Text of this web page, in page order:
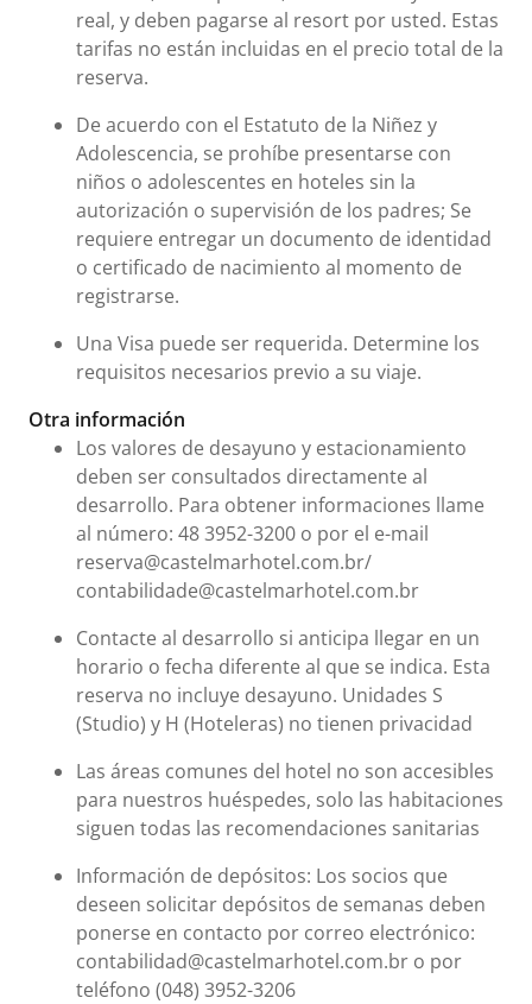
real, y deben pagarse al resort por usted. Estas
tarifas no están incluidas en el precio total de la
reserva.
De acuerdo con el Estatuto de la Niñez y
Adolescencia, se prohíbe presentarse con
niños o adolescentes en hoteles sin la
autorización o supervisión de los padres; Se
requiere entregar un documento de identidad
o certificado de nacimiento al momento de
registrarse.
Una Visa puede ser requerida. Determine los
requisitos necesarios previo a su viaje.
Otra información
Los valores de desayuno y estacionamiento
deben ser consultados directamente al
desarrollo. Para obtener informaciones llame
al número: 48 3952-3200 o por el e-mail
reserva@castelmarhotel.com.br/
contabilidade@castelmarhotel.com.br
Contacte al desarrollo si anticipa llegar en un
horario o fecha diferente al que se indica. Esta
reserva no incluye desayuno. Unidades S
(Studio) y H (Hoteleras) no tienen privacidad
Las áreas comunes del hotel no son accesibles
para nuestros huéspedes, solo las habitaciones
siguen todas las recomendaciones sanitarias
Información de depósitos: Los socios que
deseen solicitar depósitos de semanas deben
ponerse en contacto por correo electrónico:
contabilidad@castelmarhotel.com.br o por
teléfono (048) 3952-3206